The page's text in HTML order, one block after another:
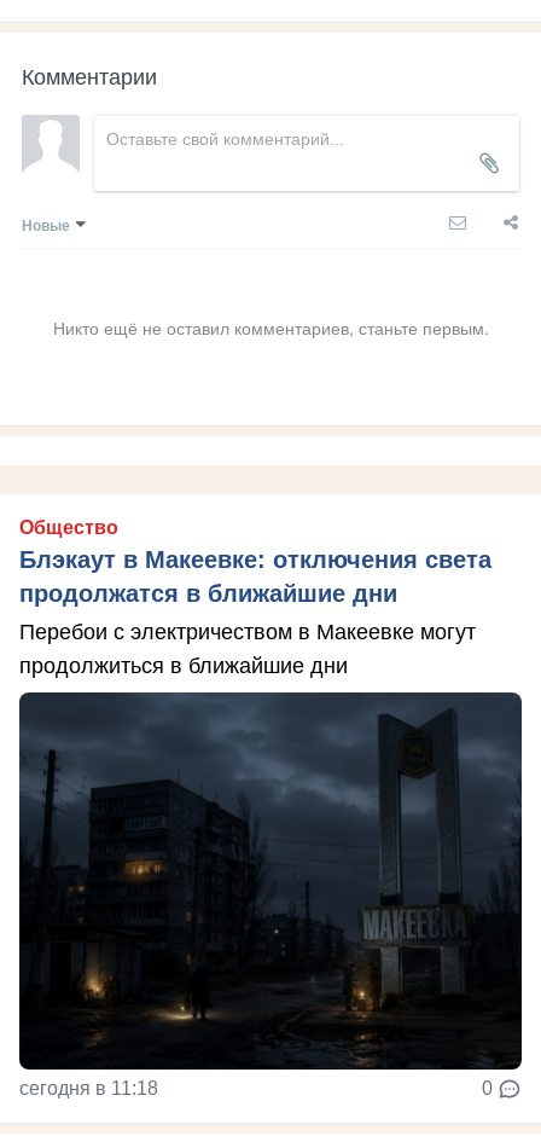
Комментарии
Новые
Никто ещё не оставил комментариев, станьте первым.
Общество
Блэкаут в Макеевке: отключения света
продолжатся в ближайшие дни
Перебои с электричеством в Макеевке могут
продолжиться в ближайшие дни
сегодня в 11:18 0